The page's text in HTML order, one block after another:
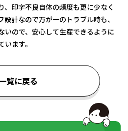
、印字不良自体の頻度も更に少なく
計なので万が一のトラブル時も、
いので、安心して生産できるように
ます。
覧に戻る